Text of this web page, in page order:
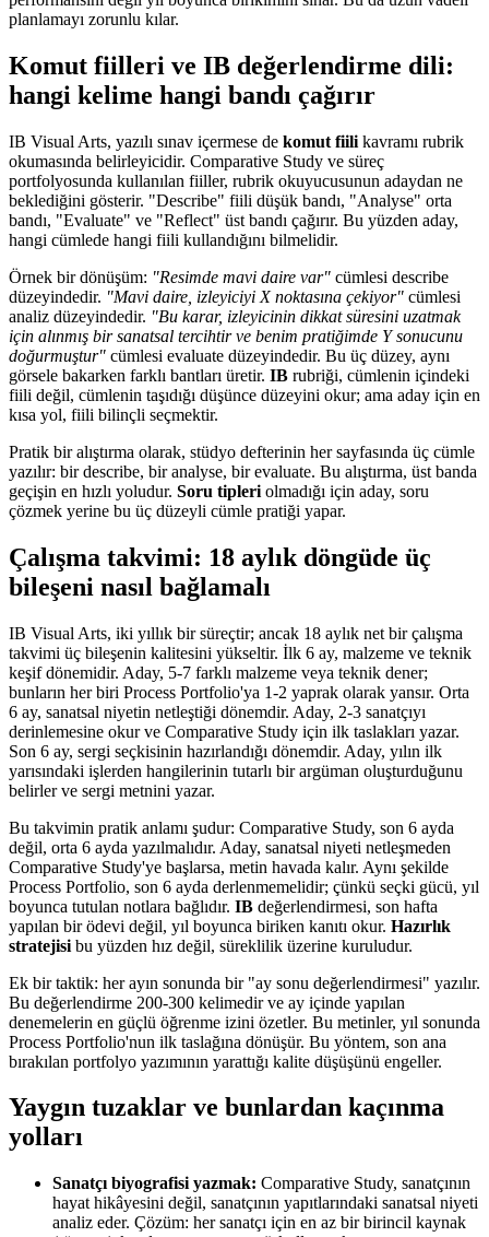
planlamayı zorunlu kılar.
Komut fiilleri ve IB değerlendirme dili:
hangi kelime hangi bandı çağırır
IB Visual Arts, yazılı sınav içermese de komut fiili kavramı rubrik
okumasında belirleyicidir. Comparative Study ve süreç
portfolyosunda kullanılan fiiller, rubrik okuyucusunun adaydan ne
beklediğini gösterir. "Describe" fiili düşük bandı, "Analyse" orta
bandı, "Evaluate" ve "Reflect" üst bandı çağırır. Bu yüzden aday,
hangi cümlede hangi fiili kullandığını bilmelidir.
Örnek bir dönüşüm: "Resimde mavi daire var" cümlesi describe
düzeyindedir. "Mavi daire, izleyiciyi X noktasına çekiyor" cümlesi
analiz düzeyindedir. "Bu karar, izleyicinin dikkat süresini uzatmak
için alınmış bir sanatsal tercihtir ve benim pratiğimde Y sonucunu
doğurmuştur" cümlesi evaluate düzeyindedir. Bu üç düzey, aynı
görsele bakarken farklı bantları üretir. IB rubriği, cümlenin içindeki
fiili değil, cümlenin taşıdığı düşünce düzeyini okur; ama aday için en
kısa yol, fiili bilinçli seçmektir.
Pratik bir alıştırma olarak, stüdyo defterinin her sayfasında üç cümle
yazılır: bir describe, bir analyse, bir evaluate. Bu alıştırma, üst banda
geçişin en hızlı yoludur. Soru tipleri olmadığı için aday, soru
çözmek yerine bu üç düzeyli cümle pratiği yapar.
Çalışma takvimi: 18 aylık döngüde üç
bileşeni nasıl bağlamalı
IB Visual Arts, iki yıllık bir süreçtir; ancak 18 aylık net bir çalışma
takvimi üç bileşenin kalitesini yükseltir. İlk 6 ay, malzeme ve teknik
keşif dönemidir. Aday, 5-7 farklı malzeme veya teknik dener;
bunların her biri Process Portfolio'ya 1-2 yaprak olarak yansır. Orta
6 ay, sanatsal niyetin netleştiği dönemdir. Aday, 2-3 sanatçıyı
derinlemesine okur ve Comparative Study için ilk taslakları yazar.
Son 6 ay, sergi seçkisinin hazırlandığı dönemdir. Aday, yılın ilk
yarısındaki işlerden hangilerinin tutarlı bir argüman oluşturduğunu
belirler ve sergi metnini yazar.
Bu takvimin pratik anlamı şudur: Comparative Study, son 6 ayda
değil, orta 6 ayda yazılmalıdır. Aday, sanatsal niyeti netleşmeden
Comparative Study'ye başlarsa, metin havada kalır. Aynı şekilde
Process Portfolio, son 6 ayda derlenmemelidir; çünkü seçki gücü, yıl
boyunca tutulan notlara bağlıdır. IB değerlendirmesi, son hafta
yapılan bir ödevi değil, yıl boyunca biriken kanıtı okur. Hazırlık
stratejisi bu yüzden hız değil, süreklilik üzerine kuruludur.
Ek bir taktik: her ayın sonunda bir "ay sonu değerlendirmesi" yazılır.
Bu değerlendirme 200-300 kelimedir ve ay içinde yapılan
denemelerin en güçlü öğrenme izini özetler. Bu metinler, yıl sonunda
Process Portfolio'nun ilk taslağına dönüşür. Bu yöntem, son ana
bırakılan portfolyo yazımının yarattığı kalite düşüşünü engeller.
Yaygın tuzaklar ve bunlardan kaçınma
yolları
Sanatçı biyografisi yazmak: Comparative Study, sanatçının
hayat hikâyesini değil, sanatçının yapıtlarındaki sanatsal niyeti
analiz eder. Çözüm: her sanatçı için en az bir birincil kaynak